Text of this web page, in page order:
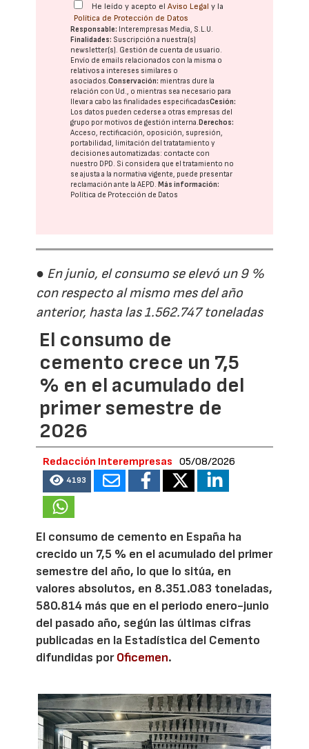
He leído y acepto elAviso Legal y la
Política de Protección de Datos
Responsable: Interempresas Media, S.L.U.
Finalidades: Suscripción a nuestra(s)
newsletter(s). Gestión de cuenta de usuario.
Envío de emails relacionados con la misma o
relativos a intereses similares o
asociados.Conservación: mientras dure la
relación con Ud., o mientras sea necesario para
llevar a cabo las finalidades especificadasCesión:
Los datos pueden cederse a otras empresas del
grupo por motivos de gestión interna.Derechos:
Acceso, rectificación, oposición, supresión,
portabilidad, limitación del tratatamiento y
decisiones automatizadas: contacte con
nuestro DPD. Si considera que el tratamiento no
se ajusta a la normativa vigente, puede presentar
reclamación ante laAEPD.Más información:
Política de Protección de Datos
● En junio, el consumo se elevó un 9 %
con respecto al mismo mes del año
anterior, hasta las 1.562.747 toneladas
El consumo de
cemento crece un 7,5
% en el acumulado del
primer semestre de
2026
Redacción Interempresas 05/08/2026
4193
El consumo de cemento en España ha
crecido un 7,5 % en el acumulado del primer
semestre del año, lo que lo sitúa, en
valores absolutos, en 8.351.083 toneladas,
580.814 más que en el periodo enero-junio
del pasado año, según las últimas cifras
publicadas en la Estadística del Cemento
difundidas porOficemen.